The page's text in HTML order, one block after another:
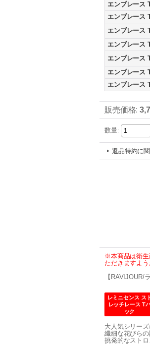
エンブレース
エンブレース
エンブレース
エンブレース
エンブレース
エンブレース
エンブレース
販売価格:
数量:
返品特約に
※本商品は衛生
ただきますよう
【RAVIJOUR/
レミニセンス ス
レッチレース T
ック
大人気シリー
繊細な花びらの
挑発的なストロ